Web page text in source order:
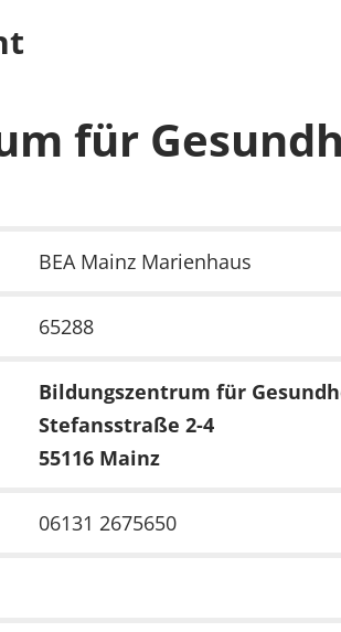
für
BEA Mainz Marienhaus
65288
Bildungszentrum für
Stefansstraße 2-4
55116 Mainz
06131 2675650